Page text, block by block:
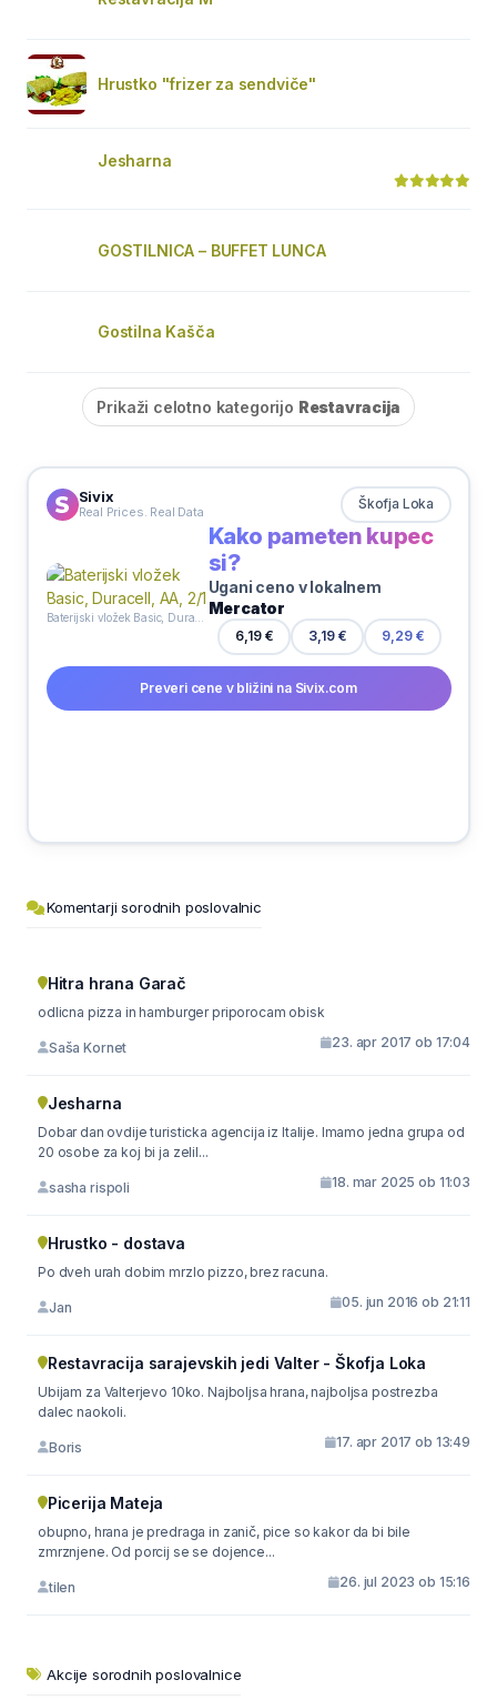
Hrustko "frizer za sendviče"
Jesharna
GOSTILNICA – BUFFET LUNCA
Gostilna Kašča
Prikaži celotno kategorijo Restavracija
Sivix
Real Prices. Real Data Škofja Loka
Kako pameten kupec
si?
Ugani ceno v lokalnem
Mercator
6,19 € 3,19 € 9,29 €
Preveri cene v bližini na Sivix.com
Komentarji sorodnih poslovalnic
Hitra hrana Garač
odlicna pizza in hamburger priporocam obisk
Saša Kornet 23. apr 2017 ob 17:04
Jesharna
Dobar dan ovdije turisticka agencija iz Italije. Imamo jedna grupa od
20 osobe za koj bi ja zelil...
sasha rispoli 18. mar 2025 ob 11:03
Hrustko - dostava
Po dveh urah dobim mrzlo pizzo, brez racuna.
Jan 05. jun 2016 ob 21:11
Restavracija sarajevskih jedi Valter - Škofja Loka
Ubijam za Valterjevo 10ko. Najboljsa hrana, najboljsa postrezba
dalec naokoli.
Boris 17. apr 2017 ob 13:49
Picerija Mateja
obupno, hrana je predraga in zanič, pice so kakor da bi bile
zmrznjene. Od porcij se se dojence...
tilen 26. jul 2023 ob 15:16
Akcije sorodnih poslovalnice